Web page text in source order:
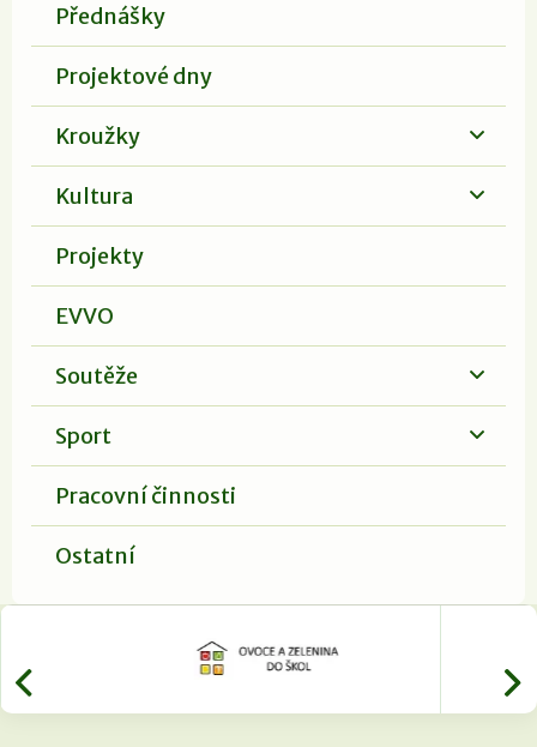
Přednášky
Projektové dny
Kroužky
Kultura
Projekty
EVVO
Soutěže
Sport
Pracovní činnosti
Ostatní